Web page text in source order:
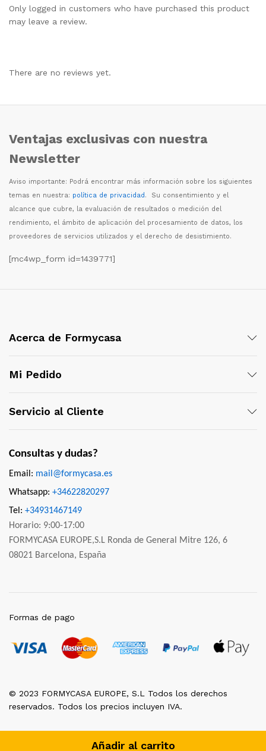
Añadir al carrito
Only logged in customers who have purchased this product
may leave a review.
There are no reviews yet.
Ventajas exclusivas con nuestra
Newsletter
Aviso importante: Podrá encontrar más información sobre los siguientes
temas en nuestra: política de privacidad. Su consentimiento y el
alcance que cubre, la evaluación de resultados o medición del
rendimiento, el ámbito de aplicación del procesamiento de datos, los
proveedores de servicios utilizados y el derecho de desistimiento.
[mc4wp_form id=1439771]
Acerca de Formycasa
Mi Pedido
Servicio al Cliente
Consultas y dudas?
Email: mail@formycasa.es
Whatsapp: +34622820297
Tel: +34931467149
Horario: 9:00-17:00
FORMYCASA EUROPE,S.L Ronda de General Mitre 126, 6
08021 Barcelona, España
© 2023 FORMYCASA EUROPE, S.L Todos los derechos
reservados. Todos los precios incluyen IVA.
Formas de pago